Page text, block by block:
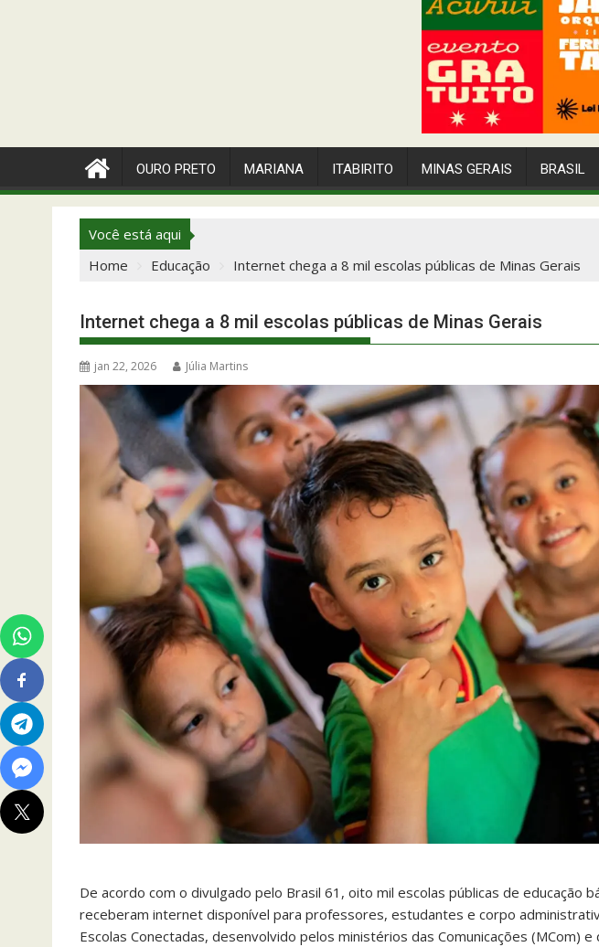
OURO PRETO MARIANA ITABIRITO MINAS GERAIS BRASIL
Você está aqui
Home
Educação Internet chega a 8 mil escolas públicas de Minas Gerais
Internet chega a 8 mil escolas públicas de Minas Gerais
jan 22, 2026 Júlia Martins
De acordo com o divulgado pelo Brasil 61, oito mil escolas públicas de educação
receberam internet disponível para professores, estudantes e corpo
Escolas Conectadas, desenvolvido pelos ministérios das Comunicações (MCom) e